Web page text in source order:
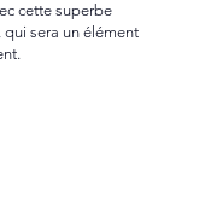
cette superbe
sera un élément